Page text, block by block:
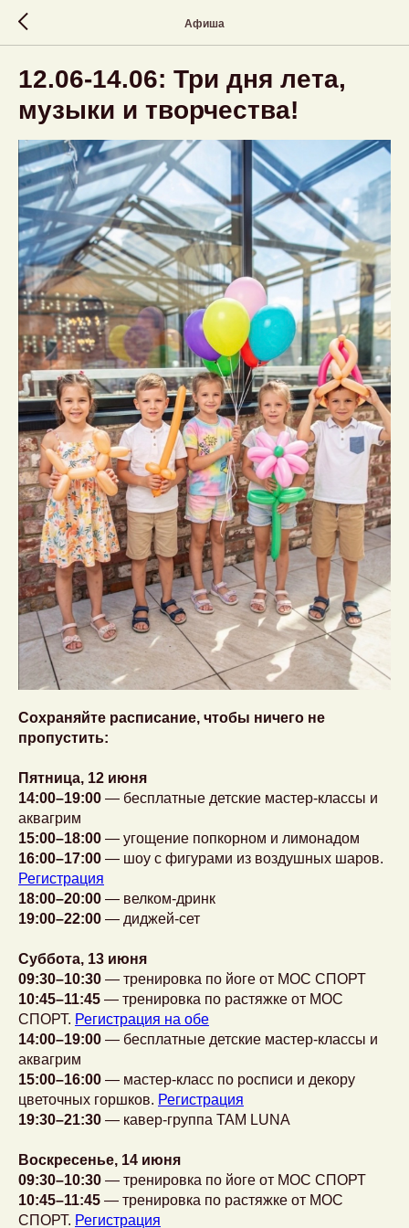
Афиша
12.06-14.06: Три дня лета,
музыки и творчества!
Сохраняйте расписание, чтобы ничего не
пропустить:
Пятница, 12 июня
14:00–19:00 — бесплатные детские мастер-классы и
аквагрим
15:00–18:00 — угощение попкорном и лимонадом
16:00–17:00 — шоу с фигурами из воздушных шаров.
Регистрация
18:00–20:00 — велком-дринк
19:00–22:00 — диджей-сет
Суббота, 13 июня
09:30–10:30 — тренировка по йоге от МОС СПОРТ
10:45–11:45 — тренировка по растяжке от МОС
СПОРТ. Регистрация на обе
14:00–19:00 — бесплатные детские мастер-классы и
аквагрим
15:00–16:00 — мастер-класс по росписи и декору
цветочных горшков. Регистрация
19:30–21:30 — кавер-группа TAM LUNA
Воскресенье, 14 июня
09:30–10:30 — тренировка по йоге от МОС СПОРТ
10:45–11:45 — тренировка по растяжке от МОС
СПОРТ. Регистрация